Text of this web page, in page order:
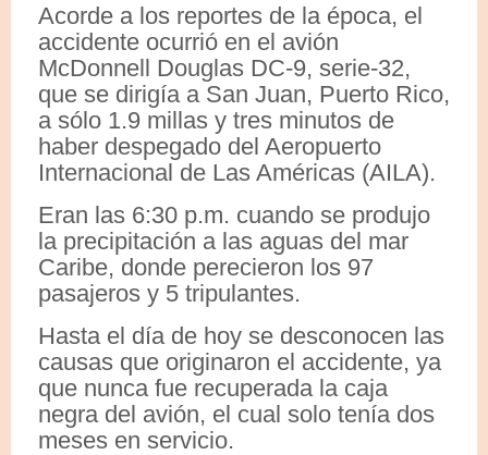
Acorde a los reportes de la época, el
accidente ocurrió en el avión
McDonnell Douglas DC-9, serie-32,
que se dirigía a San Juan, Puerto Rico,
a sólo 1.9 millas y tres minutos de
haber despegado del Aeropuerto
Internacional de Las Américas (AILA).
Eran las 6:30 p.m. cuando se produjo
la precipitación a las aguas del mar
Caribe, donde perecieron los 97
pasajeros y 5 tripulantes.
Hasta el día de hoy se desconocen las
causas que originaron el accidente, ya
que nunca fue recuperada la caja
negra del avión, el cual solo tenía dos
meses en servicio.